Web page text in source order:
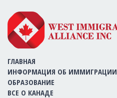
ГЛАВНАЯ
ИНФОРМАЦИЯ ОБ ИММИГРАЦИИ
ОБРАЗОВАНИЕ
ВСЕ О КАНАДЕ